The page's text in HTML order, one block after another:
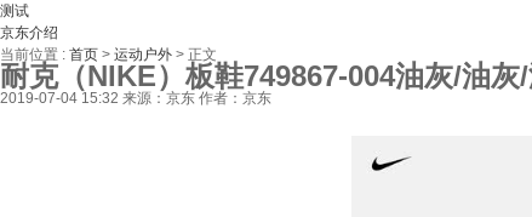
测试
京东介绍
当前位置 : 首页 > 运动户外 > 正文
耐克（NIKE）板鞋749867-004油灰/油灰
2019-07-04 15:32 来源：京东 作者：京东